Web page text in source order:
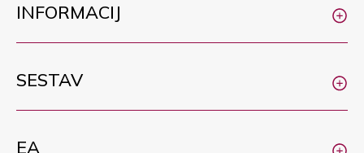
INFORMACIJ
SESTAV
EA